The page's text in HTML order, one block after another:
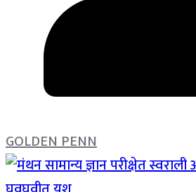
GOLDEN PENN